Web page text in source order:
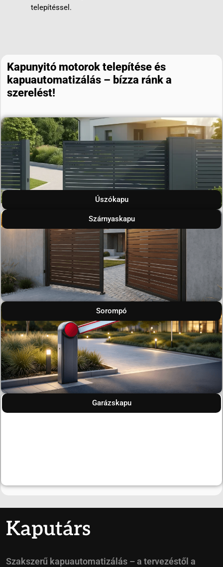
telepítéssel.
Kapunyitó motorok telepítése és
kapuautomatizálás – bízza ránk a
szerelést!
Úszókapu
Szárnyaskapu
Sorompó
Garázskapu
Kaputárs
Szakszerű kapuautomatizálás – a tervezéstől a